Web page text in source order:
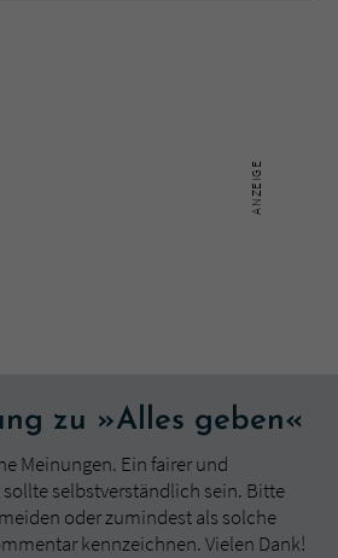
zu »Alles geben«
Meinungen. Ein fairer und
selbstverständlich sein. Bitte
oder zumindest als solche
kennzeichnen. Vielen Dank!